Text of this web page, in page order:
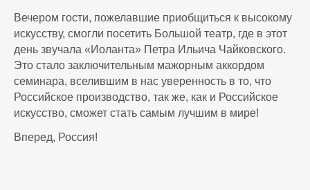
Вечером гости, пожелавшие приобщиться к высокому
искусству, смогли посетить Большой театр, где в этот
день звучала «Иоланта» Петра Ильича Чайковского.
Это стало заключительным мажорным аккордом
семинара, вселившим в нас уверенность в то, что
Российское производство, так же, как и Российское
искусство, сможет стать самым лучшим в мире!
Вперед, Россия!